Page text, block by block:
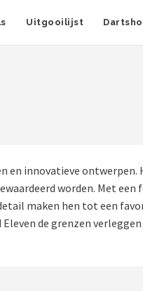
Uitgooilijst
en innovatieve
worden. Met een
maken hen tot een
de grenzen verleggen